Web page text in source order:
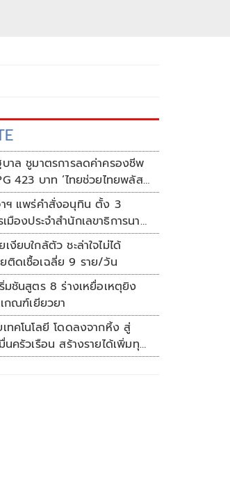
บาล ชูมาตรการลดค่าครองชีพ
423 บาท ‘ไทยช่วยไทยพลัส’
มุนแสนล้าน
าฯ แพร่คำสั่งอนุทิน ตั้ง 3
มืองประจำสำนักเลขาธิการนา
งียบใกล้ตัว ชะล่าใจไม่ได้
ติดเชื้อเฉลี่ย 9 ราย/วัน
มชันสูตร 8 ร่างเหยื่อเหตุยิง
กณฑ์เยียวยา
ทคโนโลยี โดดลงจากหิ้ง สู่
นครัวเรือน สร้างรายได้เพิ่มทุก